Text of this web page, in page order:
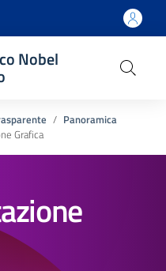
Nobel
Panoramica
Grafica